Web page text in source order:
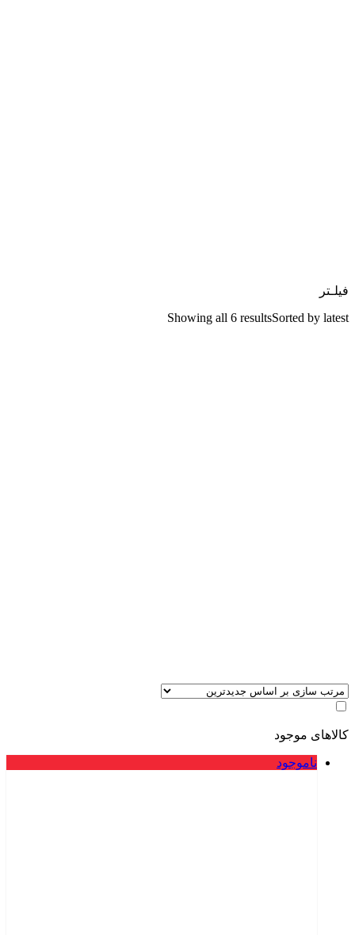
فیلـتر
Showing all 6 resultsSorted by latest
کالاهای موجود
ناموجود